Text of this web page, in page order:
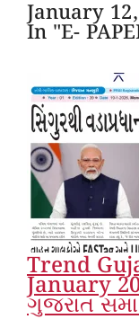
January
In "E-
Trend
January
ગુજરાત